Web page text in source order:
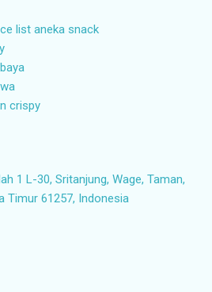
list aneka snack
crispy
1 L-30, Sritanjung, Wage, Taman,
Timur 61257, Indonesia